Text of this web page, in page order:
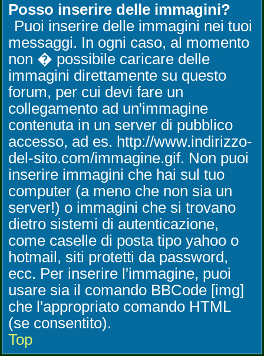
Posso inserire delle immagini?
Puoi inserire delle immagini nei tuoi
messaggi. In ogni caso, al momento
non � possibile caricare delle
immagini direttamente su questo
forum, per cui devi fare un
collegamento ad un'immagine
contenuta in un server di pubblico
accesso, ad es. http://www.indirizzo-
del-sito.com/immagine.gif. Non puoi
inserire immagini che hai sul tuo
computer (a meno che non sia un
server!) o immagini che si trovano
dietro sistemi di autenticazione,
come caselle di posta tipo yahoo o
hotmail, siti protetti da password,
ecc. Per inserire l'immagine, puoi
usare sia il comando BBCode [img]
che l'appropriato comando HTML
(se consentito).
Top